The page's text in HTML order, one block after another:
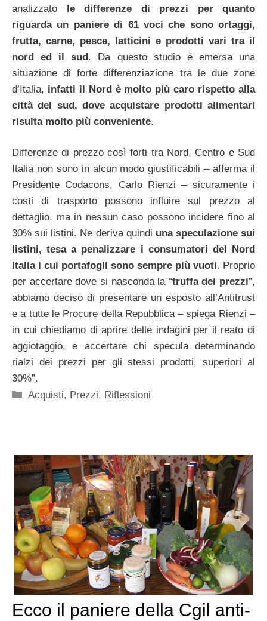
analizzato le differenze di prezzi per quanto
riguarda un paniere di 61 voci che sono ortaggi,
frutta, carne, pesce, latticini e prodotti vari tra il
nord ed il sud. Da questo studio è emersa una
situazione di forte differenziazione tra le due zone
d’Italia, infatti il Nord è molto più caro rispetto alla
città del sud, dove acquistare prodotti alimentari
risulta molto più conveniente.
Differenze di prezzo così forti tra Nord, Centro e Sud
Italia non sono in alcun modo giustificabili – afferma il
Presidente Codacons, Carlo Rienzi – sicuramente i
costi di trasporto possono influire sul prezzo al
dettaglio, ma in nessun caso possono incidere fino al
30% sui listini. Ne deriva quindi una speculazione sui
listini, tesa a penalizzare i consumatori del Nord
Italia i cui portafogli sono sempre più vuoti. Proprio
per accertare dove si nasconda la “truffa dei prezzi”,
abbiamo deciso di presentare un esposto all’Antitrust
e a tutte le Procure della Repubblica – spiega Rienzi –
in cui chiediamo di aprire delle indagini per il reato di
aggiotaggio, e accertare chi specula determinando
rialzi dei prezzi per gli stessi prodotti, superiori al
30%”.
Categorie
Acquisti, Prezzi, Riflessioni
Ecco il paniere della Cgil anti-